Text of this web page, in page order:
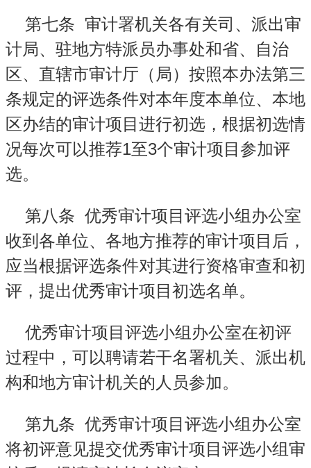
第七条
审计署机关各有关司、派出审
计局、驻地方特派员办事处和省、自治
区、直辖市审计厅（局）按照本办法第三
条规定的评选条件对本年度本单位、本地
区办结的审计项目进行初选，根据初选情
况每次可以推荐1至3个审计项目参加评
选。
第八条 优秀审计项目评选小组办公室
收到各单位、各地方推荐的审计项目后，
应当根据评选条件对其进行资格审查和初
评，提出优秀审计项目初选名单。
优秀审计项目评选小组办公室在初评
过程中，可以聘请若干名署机关、派出机
构和地方审计机关的人员参加。
第九条 优秀审计项目评选小组办公室
将初评意见提交优秀审计项目评选小组审